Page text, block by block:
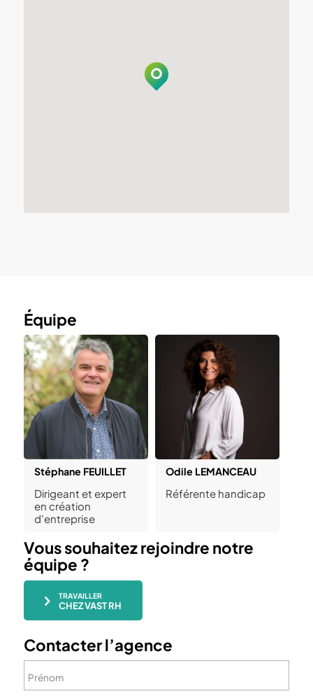
Équipe
Stéphane FEUILLET
Dirigeant et expert
en création
d'entreprise
Odile LEMANCEAU
Référente handicap
Vous souhaitez rejoindre notre
équipe ?
TRAVAILLER
CHEZ VAST RH
Contacter l’agence